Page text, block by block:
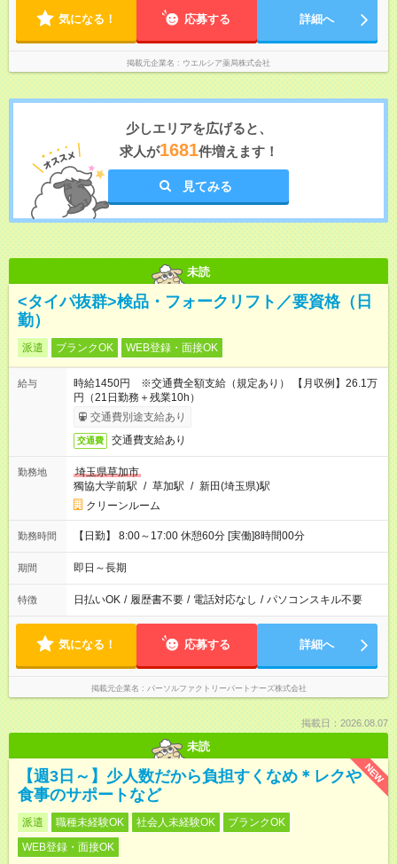
気になる！ 応募する 詳細へ
掲載元企業名 ウエルシア薬局株式会社
少しエリアを広げると、
求人が1681件増えます！
見てみる
未読
<タイパ抜群>検品・フォークリフト／要資格（日
勤）
派遣 ブランクOK WEB登録・面接OK
給与
時給1450円 ※交通費全額支給（規定あり） 【月収例】26.1万
円（21日勤務＋残業10h）
交通費別途支給あり
交通費 交通費支給あり
勤務地
埼玉県草加市
獨協大学前駅 / 草加駅 / 新田(埼玉県)駅
クリーンルーム
勤務時間 【日勤】 8:00～17:00 休憩60分 [実働]8時間00分
期間 即日～長期
特徴 日払いOK / 履歴書不要 / 電話対応なし / パソコンスキル不要
気になる！ 応募する 詳細へ
掲載元企業名 パーソルファクトリーパートナーズ株式会社
掲載日：2026.08.07
未読
NEW
【週3日～】少人数だから負担すくなめ＊レクや
食事のサポートなど
派遣 職種未経験OK 社会人未経験OK
ブランクOK
WEB登録・面接OK